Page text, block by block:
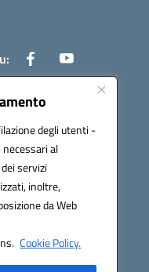
degli utenti -
al
servizi
inoltre,
da Web
Cookie Policy.